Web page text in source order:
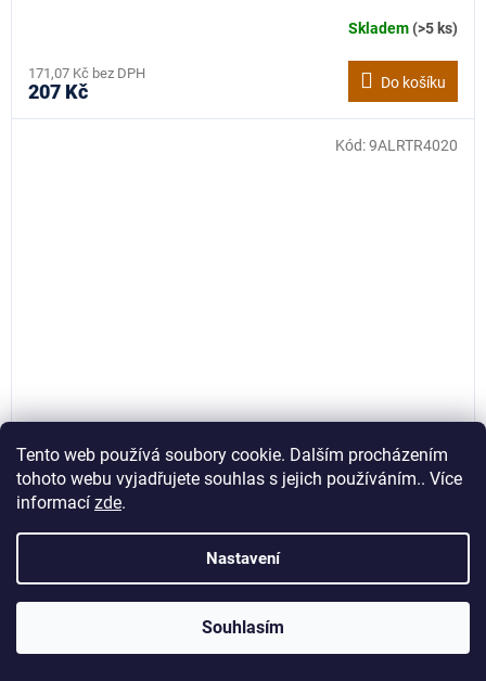
Tento web používá soubory cookie. Dalším procházením
tohoto webu vyjadřujete souhlas s jejich používáním.. Více
informací zde.
Nastavení
Souhlasím
Skladem(>5 ks)
171,07 Kč bez DPH
207 Kč Do košíku
Redukční T-kus polymerový fí 40 x 20 x 40 mm,
Kód:9ALRTR4020